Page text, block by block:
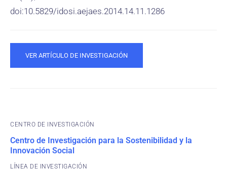
doi:10.5829/idosi.aejaes.2014.14.11.1286
VER ARTÍCULO DE INVESTIGACIÓN
CENTRO DE INVESTIGACIÓN
Centro de Investigación para la Sostenibilidad y la
Innovación Social